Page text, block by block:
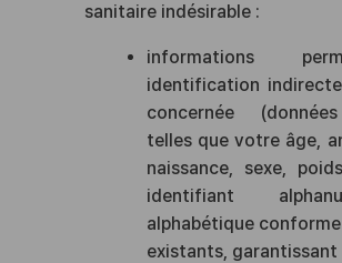
sanitaire indésirable :
informations
identification
concernée
telles que votre âge,
naissance, sexe,
identifiant
alphabétique
existants,